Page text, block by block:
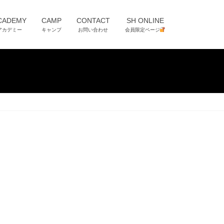
カデミー
CAMP
キャンプ
CONTACT
お問い合わせ
SH ONLINE
会員限定ページ